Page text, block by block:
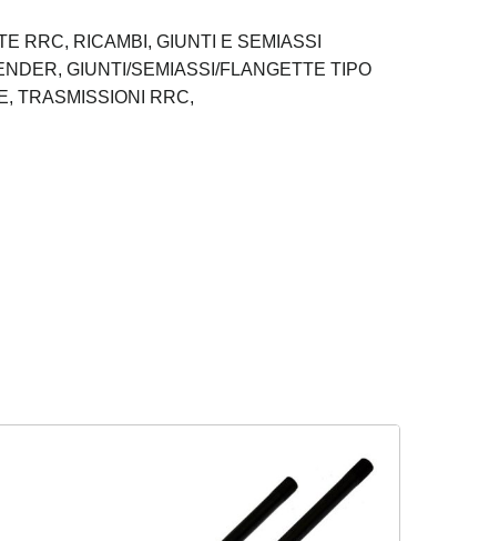
RRC, RICAMBI, GIUNTI E SEMIASSI
GIUNTI/SEMIASSI/FLANGETTE TIPO
TRASMISSIONI RRC,